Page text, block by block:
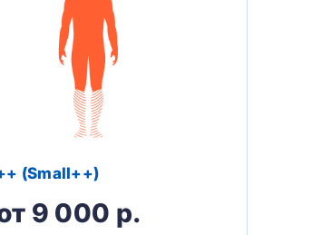
(Small++)
9 000 р.